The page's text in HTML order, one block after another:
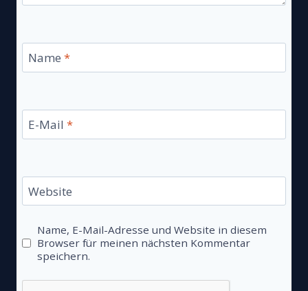
Name *
E-Mail *
Website
Name, E-Mail-Adresse und Website in diesem
Browser für meinen nächsten Kommentar
speichern.